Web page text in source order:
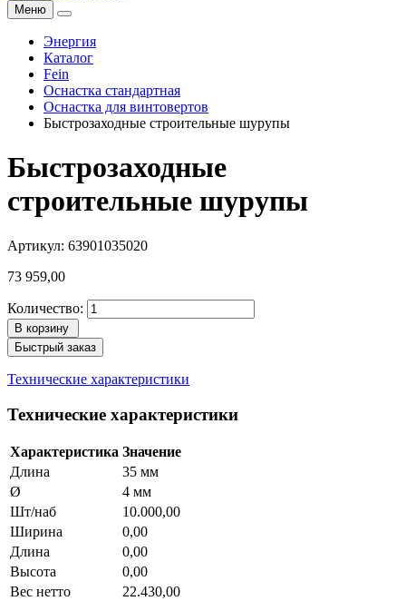
Меню
Энергия
Каталог
Fein
Оснастка стандартная
Оснастка для винтовертов
Быстрозаходные строительные шурупы
Быстрозаходные
строительные шурупы
Артикул: 63901035020
73 959,00
Количество:
В корзину
Быстрый заказ
Технические характеристики
Технические характеристики
Характеристика Значение
Длина
35 мм
Ø
4 мм
Шт/наб
10.000,00
Ширина
0,00
Длина
0,00
Высота
0,00
Вес нетто
22.430,00